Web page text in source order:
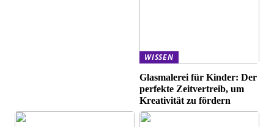
WISSEN
Glasmalerei für Kinder: Der
perfekte Zeitvertreib, um
Kreativität zu fördern